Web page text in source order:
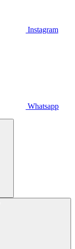
Instagram
Whatsapp